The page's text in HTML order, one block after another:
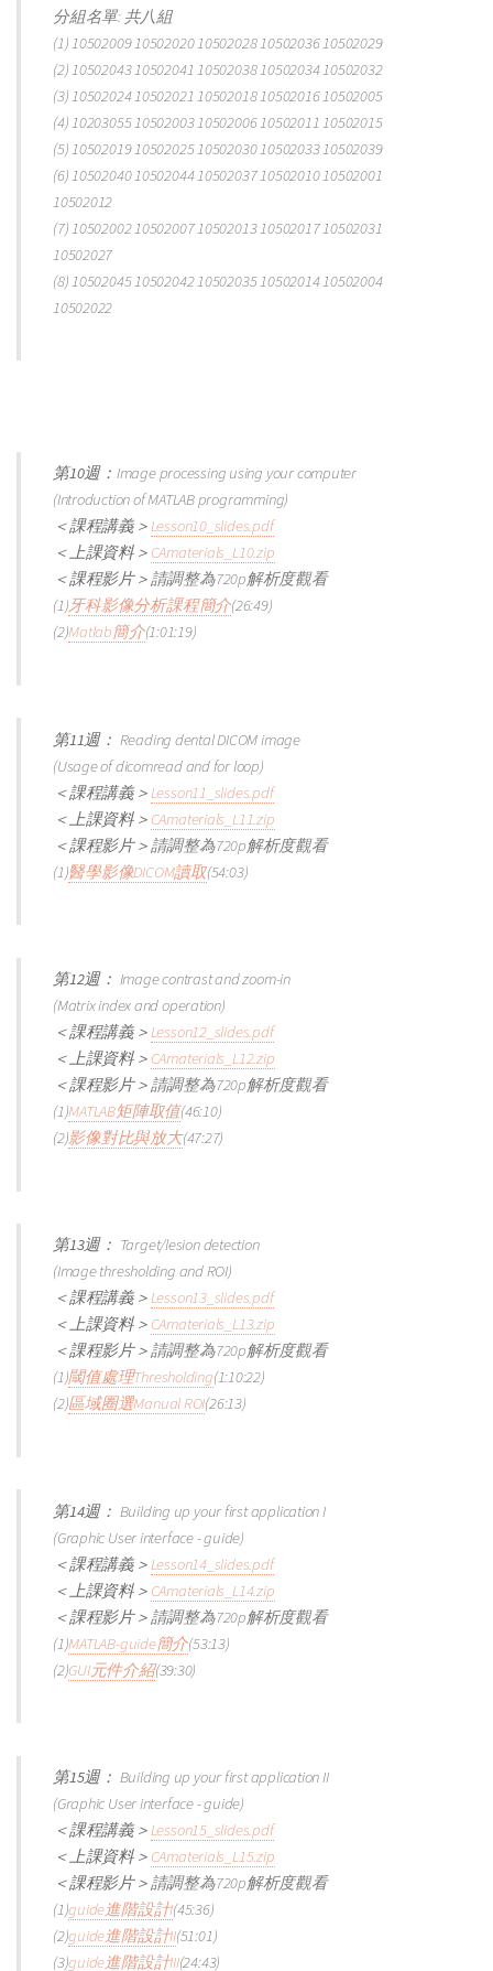
分組名單: 共八組
(1) 10502009 10502020 10502028 10502036 10502029
(2) 10502043 10502041 10502038 10502034 10502032
(3) 10502024 10502021 10502018 10502016 10502005
(4) 10203055 10502003 10502006 10502011 10502015
(5) 10502019 10502025 10502030 10502033 10502039
(6) 10502040 10502044 10502037 10502010 10502001
10502012
(7) 10502002 10502007 10502013 10502017 10502031
10502027
(8) 10502045 10502042 10502035 10502014 10502004
10502022
第10週： Image processing using your computer
(Introduction of MATLAB programming)
＜課程講義＞Lesson10_slides.pdf
＜上課資料＞ CAmaterials_L10.zip
＜課程影片＞請調整為720p解析度觀看
(1)牙科影像分析課程簡介(26:49)
(2)Matlab簡介(1:01:19)
第11週： Reading dental DICOM image
(Usage of dicomread and for loop)
＜課程講義＞Lesson11_slides.pdf
＜上課資料＞ CAmaterials_L11.zip
＜課程影片＞請調整為720p解析度觀看
(1)醫學影像DICOM讀取(54:03)
第12週： Image contrast and zoom-in
(Matrix index and operation)
＜課程講義＞Lesson12_slides.pdf
＜上課資料＞ CAmaterials_L12.zip
＜課程影片＞請調整為720p解析度觀看
(1)MATLAB矩陣取值(46:10)
(2)影像對比與放大(47:27)
第13週： Target/lesion detection
(Image thresholding and ROI)
＜課程講義＞Lesson13_slides.pdf
＜上課資料＞ CAmaterials_L13.zip
＜課程影片＞請調整為720p解析度觀看
(1)閾值處理Thresholding(1:10:22)
(2)區域圈選Manual ROI(26:13)
第14週： Building up your first application I
(Graphic User interface - guide)
＜課程講義＞Lesson14_slides.pdf
＜上課資料＞ CAmaterials_L14.zip
＜課程影片＞請調整為720p解析度觀看
(1)MATLAB-guide簡介(53:13)
(2)GUI元件介紹(39:30)
第15週： Building up your first application II
(Graphic User interface - guide)
＜課程講義＞Lesson15_slides.pdf
＜上課資料＞ CAmaterials_L15.zip
＜課程影片＞請調整為720p解析度觀看
(1)guide進階設計I(45:36)
(2)guide進階設計II(51:01)
(3)guide進階設計III(24:43)